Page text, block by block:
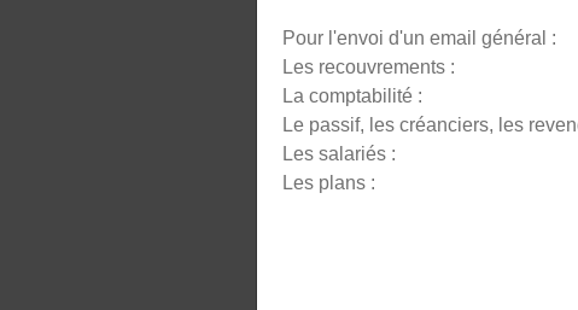
Pour l'envoi d'un email
Les recouvrements
La comptabilité :
Le passif, les créanciers, les
Les salariés :
Les plans :